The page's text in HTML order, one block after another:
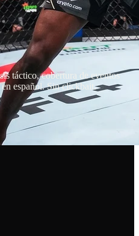
táctico, cobertura de eventos
español. Sin clickbait.